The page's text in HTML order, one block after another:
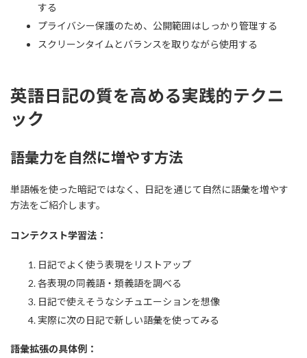
する
プライバシー保護のため、公開範囲はしっかり管理する
スクリーンタイムとバランスを取りながら使用する
英語日記の質を高める実践的テクニ
ック
語彙力を自然に増やす方法
単語帳を使った暗記ではなく、日記を通じて自然に語彙を増やす
方法をご紹介します。
コンテクスト学習法：
日記でよく使う表現をリストアップ
各表現の同義語・類義語を調べる
日記で使えそうなシチュエーションを想像
実際に次の日記で新しい語彙を使ってみる
語彙拡張の具体例：